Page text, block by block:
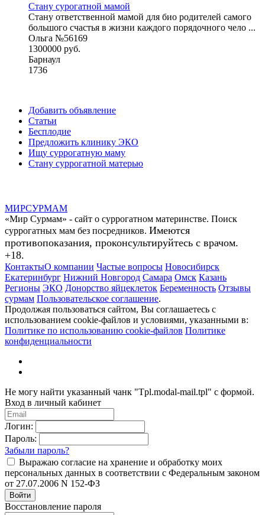
Стану сурогатной мамой
Стану ответственной мамой для био родителей самого
большого счастья в жизни каждого порядочного чело ...
Ольга №56169
1300000 руб.
Барнаул
1736
Добавить объявление
Статьи
Бесплодие
Предложить клинику ЭКО
Ищу суррогатную маму
Стану суррогатной матерью
МИРСУРМАМ
«Мир Сурмам» - сайт о суррогатном материнстве. Поиск
суррогатных мам без посредников. Имеются
противопоказания, проконсультируйтесь с врачом.
+18.
КонтактыО компании Частые вопросы Новосибирск
Екатеринбург Нижний Новгород Самара Омск Казань
Регионы ЭКО Донорство яйцеклеток Беременность Отзывы
сурмам Пользовательское соглашение.
Продолжая пользоваться сайтом, Вы соглашаетесь с
использованием cookie-файлов и условиями, указанными в:
Политике по использованию cookie-файлов Политике
конфиденциальности
Не могу найти указанный чанк "Tpl.modal-mail.tpl" с формой.
Вход в личный кабинет
Логин:
Пароль:
Забыли пароль?
Выражаю согласие на хранение и обработку моих
персональных данных в соответствии с Федеральным законом
от 27.07.2006 N 152-ФЗ
Войти
Восстановление пароля